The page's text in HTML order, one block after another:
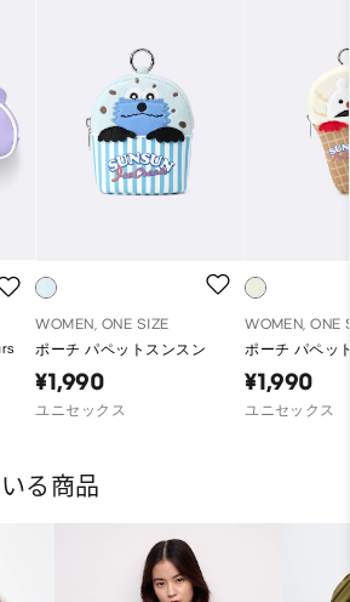
WOMEN, ONE SIZE
ポーチ パペットスンスン
¥1,990
ユニセックス
WOMEN, ONE
ポーチ パペッ
¥1,990
ユニセックス
る商品